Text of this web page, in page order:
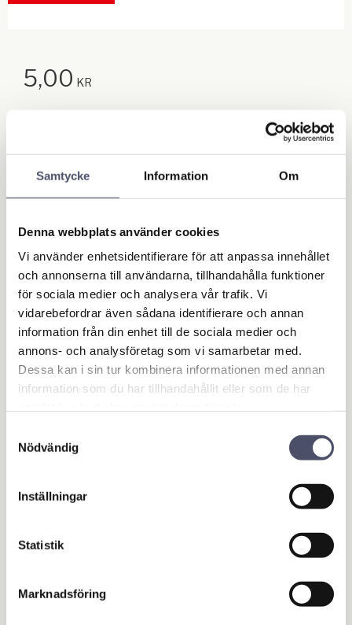
Samtycke Information Om
Denna webbplats använder cookies
Vi använder enhetsidentifierare för att anpassa innehållet
och annonserna till användarna, tillhandahålla funktioner
för sociala medier och analysera vår trafik. Vi
vidarebefordrar även sådana identifierare och annan
information från din enhet till de sociala medier och
annons- och analysföretag som vi samarbetar med.
Dessa kan i sin tur kombinera informationen med annan
information som du har tillhandahållit eller som de har
Nödvändig
Inställningar
Statistik
Marknadsföring
5,00 KR
st
KÖP
Lagerstatus
Ge ett omdöme!
Omdömen
Du